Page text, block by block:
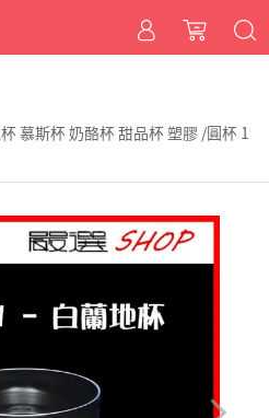
慕斯杯 奶酪杯 甜品杯 塑膠 /圓杯 1